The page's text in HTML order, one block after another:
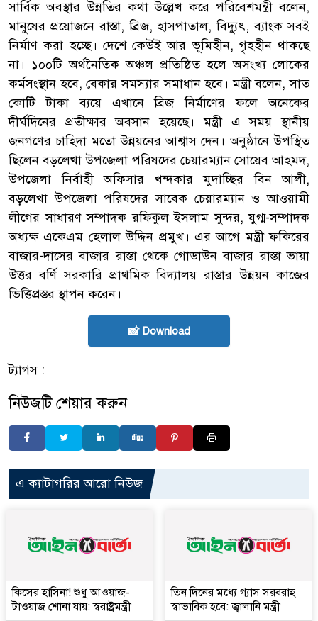
সার্বিক অবস্থার উন্নতির কথা উল্লেখ করে পরিবেশমন্ত্রী বলেন,
মানুষের প্রয়োজনে রাস্তা, ব্রিজ, হাসপাতাল, বিদ্যুৎ, ব্যাংক সবই
নির্মাণ করা হচ্ছে। দেশে কেউই আর ভূমিহীন, গৃহহীন থাকছে
না। ১০০টি অর্থনৈতিক অঞ্চল প্রতিষ্ঠিত হলে অসংখ্য লোকের
কর্মসংস্থান হবে, বেকার সমস্যার সমাধান হবে। মন্ত্রী বলেন, সাত
কোটি টাকা ব্যয়ে এখানে ব্রিজ নির্মাণের ফলে অনেকের
দীর্ঘদিনের প্রতীক্ষার অবসান হয়েছে। মন্ত্রী এ সময় স্থানীয়
জনগণের চাহিদা মতো উন্নয়নের আশ্বাস দেন। অনুষ্ঠানে উপস্থিত
ছিলেন বড়লেখা উপজেলা পরিষদের চেয়ারম্যান সোয়েব আহমদ,
উপজেলা নির্বাহী অফিসার খন্দকার মুদাচ্ছির বিন আলী,
বড়লেখা উপজেলা পরিষদের সাবেক চেয়ারম্যান ও আওয়ামী
লীগের সাধারণ সম্পাদক রফিকুল ইসলাম সুন্দর, যুগ্ম-সম্পাদক
অধ্যক্ষ একেএম হেলাল উদ্দিন প্রমুখ। এর আগে মন্ত্রী ফকিরের
বাজার-দাসের বাজার রাস্তা থেকে গোডাউন বাজার রাস্তা ভায়া
উত্তর বর্ণি সরকারি প্রাথমিক বিদ্যালয় রাস্তার উন্নয়ন কাজের
ভিত্তিপ্রস্তর স্থাপন করেন।
📸 Download
ট্যাগস :
নিউজটি শেয়ার করুন
এ ক্যাটাগরির আরো নিউজ
কিসের হাসিনা! শুধু আওয়াজ-
টাওয়াজ শোনা যায়: স্বরাষ্ট্রমন্ত্রী
তিন দিনের মধ্যে গ্যাস সরবরাহ
স্বাভাবিক হবে: জ্বালানি মন্ত্রী